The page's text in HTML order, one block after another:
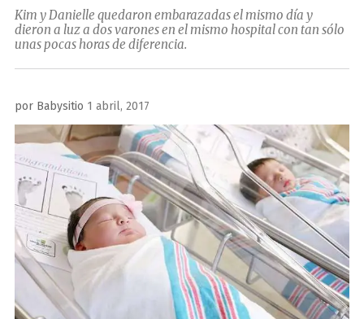
Kim y Danielle quedaron embarazadas el mismo día y
dieron a luz a dos varones en el mismo hospital con tan sólo
unas pocas horas de diferencia.
por Babysitio Publicado
el
1 abril, 2017